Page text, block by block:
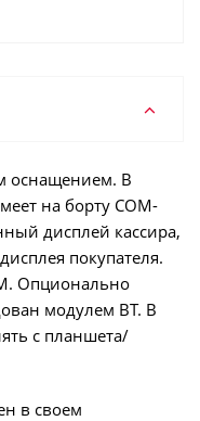
оснащением. В
на борту СОМ-
дисплей кассира,
покупателя.
Опционально
модулем ВТ. В
с планшета/
в своем